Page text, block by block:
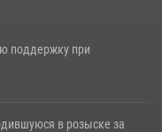
поддержку при
в розыске за